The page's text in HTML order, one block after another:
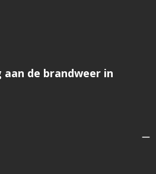
aan de brandweer in